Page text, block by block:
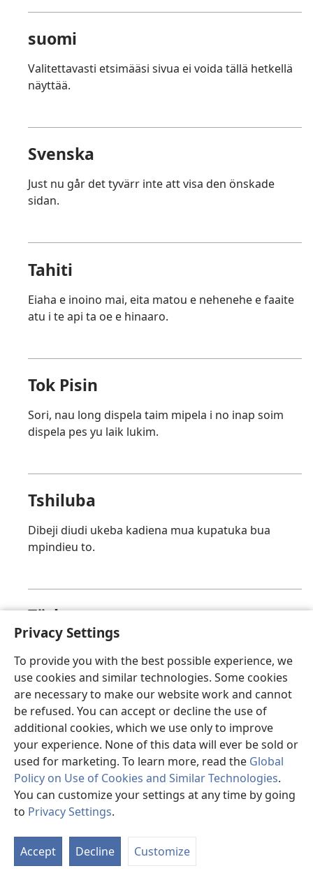
Privacy Settings
To provide you with the best possible experience, we
use cookies and similar technologies. Some cookies
are necessary to make our website work and cannot
be refused. You can accept or decline the use of
additional cookies, which we use only to improve
your experience. None of this data will ever be sold or
used for marketing. To learn more, read the Global
Policy on Use of Cookies and Similar Technologies.
You can customize your settings at any time by going
to Privacy Settings.
Accept Decline Customize
suomi
Valitettavasti etsimääsi sivua ei voida tällä hetkellä
näyttää.
Svenska
Just nu går det tyvärr inte att visa den önskade
sidan.
Tahiti
Eiaha e inoino mai, eita matou e nehenehe e faaite
atu i te api ta oe e hinaaro.
Tok Pisin
Sori, nau long dispela taim mipela i no inap soim
dispela pes yu laik lukim.
Tshiluba
Dibeji diudi ukeba kadiena mua kupatuka bua
mpindieu to.
Türkçe
Üzgünüz, bu sayfa şu anda görüntülenemiyor.
valencià
Ho sentim, en este moment la pàgina que busques
no està disponible.
Hiện trang mà bạn yêu cầu không thể hiển thị.